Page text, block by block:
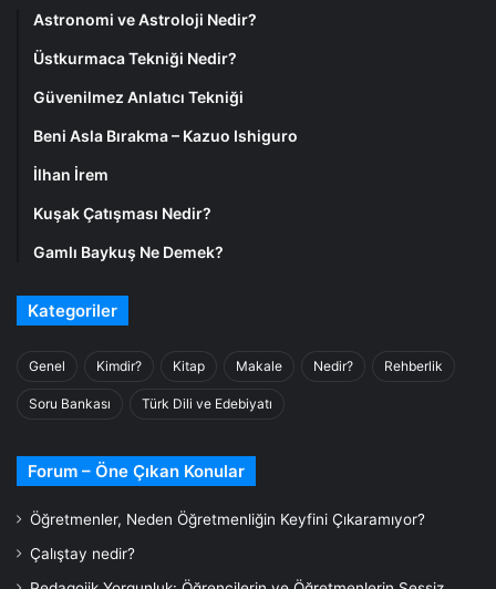
Astronomi ve Astroloji Nedir?
Üstkurmaca Tekniği Nedir?
Güvenilmez Anlatıcı Tekniği
Beni Asla Bırakma – Kazuo Ishiguro
İlhan İrem
Kuşak Çatışması Nedir?
Gamlı Baykuş Ne Demek?
Kategoriler
Genel Kimdir? Kitap Makale Nedir? Rehberlik
Soru Bankası Türk Dili ve Edebiyatı
Forum – Öne Çıkan Konular
Öğretmenler, Neden Öğretmenliğin Keyfini Çıkaramıyor?
Çalıştay nedir?